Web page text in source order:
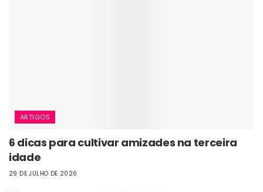
ARTIGOS
6 dicas para cultivar amizades na terceira
idade
29 DE JULHO DE 2026